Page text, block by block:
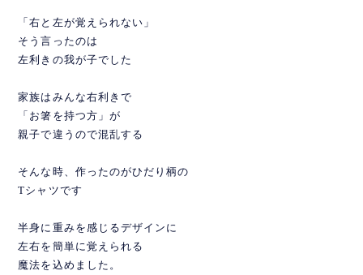
「右と左が覚えられない」
そう言ったのは
左利きの我が子でした
家族はみんな右利きで
「お箸を持つ方」が
親子で違うので混乱する
そんな時、作ったのがひだり柄の
Tシャツです
半身に重みを感じるデザインに
左右を簡単に覚えられる
魔法を込めました。